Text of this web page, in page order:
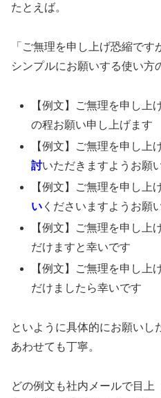
たとえば。
「ご無理を申し上げ恐縮で
シンプルにお願いする使い方
【例文】ご無理を申し上
の程お願い申し上げます
【例文】ご無理を申し上
討いただきますようお願
【例文】ご無理を申し上
い くださいますようお願
【例文】ご無理を申し上
だけますと幸いです
【例文】ご無理を申し上
だけましたら幸いです
といように具体的にお願いし
あわせても丁寧。
どの例文も社内メールで目上